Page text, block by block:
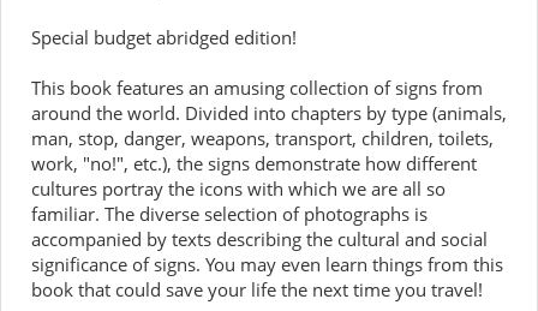
Special budget abridged edition!
This book features an amusing collection of signs from
around the world. Divided into chapters by type (animals,
man, stop, danger, weapons, transport, children, toilets,
work, "no!", etc.), the signs demonstrate how different
cultures portray the icons with which we are all so
familiar. The diverse selection of photographs is
accompanied by texts describing the cultural and social
significance of signs. You may even learn things from this
book that could save your life the next time you travel!